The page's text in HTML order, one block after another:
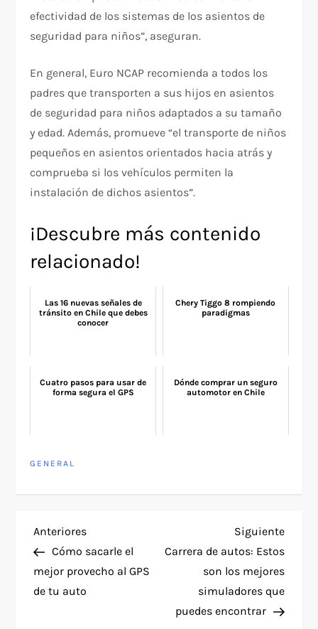
efectividad de los sistemas de los asientos de
seguridad para niños”, aseguran.
En general, Euro NCAP recomienda a todos los
padres que transporten a sus hijos en asientos
de seguridad para niños adaptados a su tamaño
y edad. Además, promueve “el transporte de niños
pequeños en asientos orientados hacia atrás y
comprueba si los vehículos permiten la
instalación de dichos asientos”.
¡Descubre más contenido
relacionado!
Las 16 nuevas señales de
tránsito en Chile que debes
conocer
Chery Tiggo 8 rompiendo
paradigmas
Cuatro pasos para usar de
forma segura el GPS
Dónde comprar un seguro
automotor en Chile
GENERAL
N
a
v
Entrada
anterior
Anteriores
Cómo sacarle el
mejor provecho al GPS
de tu auto
Siguiente
Carrera de autos: Estos
son los mejores
simuladores que
puedes encontrar